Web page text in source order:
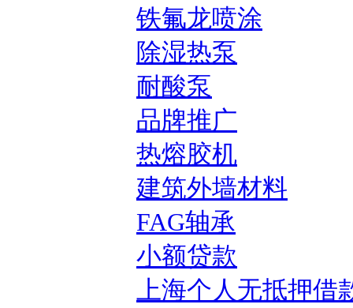
铁氟龙喷涂
除湿热泵
耐酸泵
品牌推广
热熔胶机
建筑外墙材料
FAG轴承
小额贷款
上海个人无抵押借